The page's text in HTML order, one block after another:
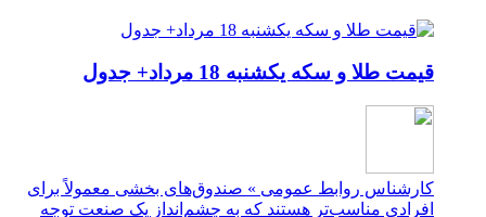
قیمت طلا و سکه یکشنبه 18 مرداد+ جدول
کارشناس روابط عمومی » صندوق‌های بخشی معمولاً برای
افرادی مناسب‌تر هستند که به چشم‌انداز یک صنعت توجه